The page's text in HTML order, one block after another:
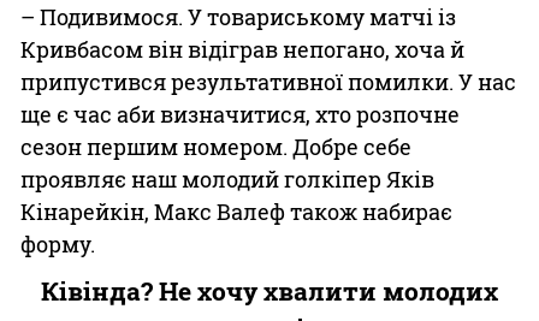
– Подивимося. У товариському матчі із
Кривбасом він відіграв непогано, хоча й
припустився результативної помилки. У нас
ще є час аби визначитися, хто розпочне
сезон першим номером. Добре себе
проявляє наш молодий голкіпер Яків
Кінарейкін, Макс Валеф також набирає
форму.
Ківінда? Не хочу хвалити молодих